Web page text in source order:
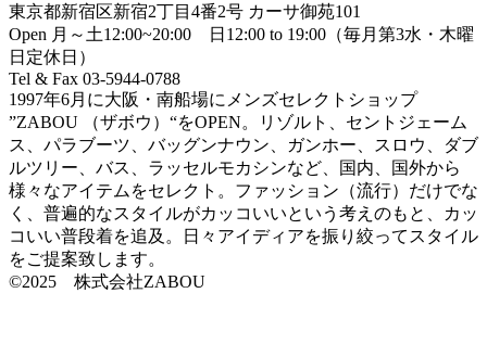
東京都新宿区新宿2丁目4番2号 カーサ御苑101
Open 月～土12:00~20:00 日12:00 to 19:00（毎月第3水・木曜
日定休日）
Tel & Fax 03-5944-0788
1997年6月に大阪・南船場にメンズセレクトショップ
”ZABOU （ザボウ）“をOPEN。リゾルト、セントジェーム
ス、パラブーツ、バッグンナウン、ガンホー、スロウ、ダブ
ルツリー、バス、ラッセルモカシンなど、国内、国外から
様々なアイテムをセレクト。ファッション（流行）だけでな
く、普遍的なスタイルがカッコいいという考えのもと、カッ
コいい普段着を追及。日々アイディアを振り絞ってスタイル
をご提案致します。
©2025 株式会社ZABOU